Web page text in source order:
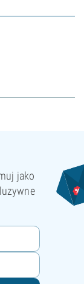
jako